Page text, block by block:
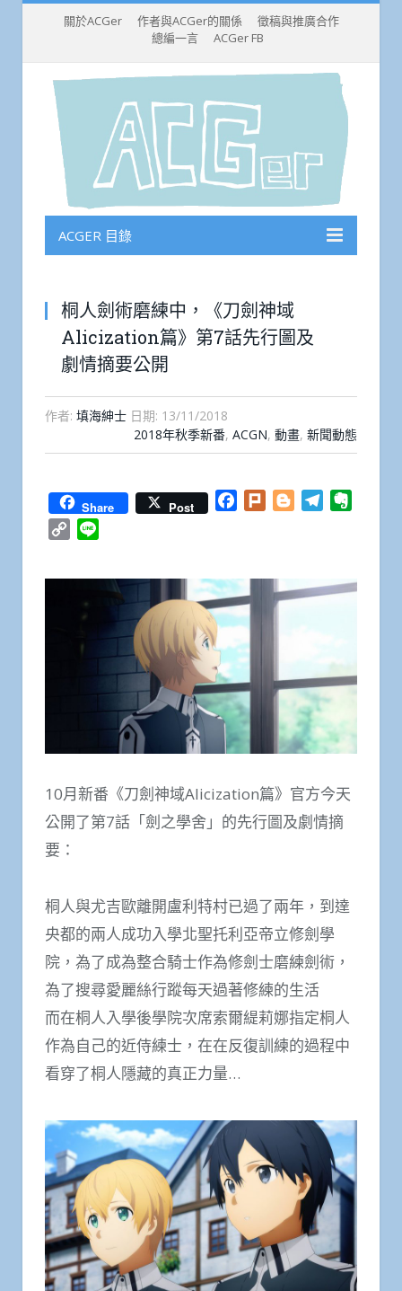
關於ACGer 作者與ACGer的關係
徵稿與推廣合作
總編一言
ACGer FB
ACGER 目錄
桐人劍術磨練中，《刀劍神域
Alicization篇》第7話先行圖及
劇情摘要公開
作者: 填海紳士 日期: 13/11/2018
2018年秋季新番, ACGN, 動畫, 新聞動態
Share Post Facebook
Plurk BloggerTelegram
Copy
10月新番《刀劍神域Alicization篇》官方今天
公開了第7話「劍之學舍」的先行圖及劇情摘
要：
桐人與尤吉歐離開盧利特村已過了兩年，到達
央都的兩人成功入學北聖托利亞帝立修劍學
院，為了成為整合騎士作為修劍士磨練劍術，
為了搜尋愛麗絲行蹤每天過著修練的生活
而在桐人入學後學院次席索爾緹莉娜指定桐人
作為自己的近侍練士，在在反復訓練的過程中
看穿了桐人隱藏的真正力量…